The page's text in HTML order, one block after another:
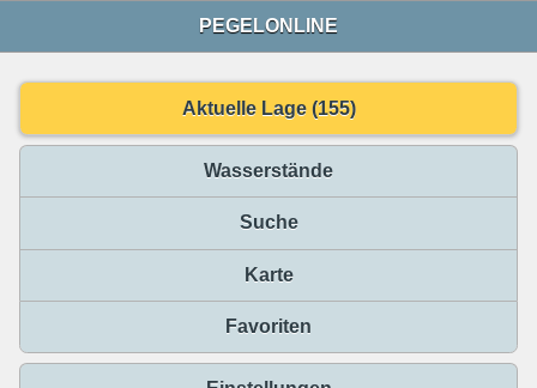
PEGELONLINE
Aktuelle Lage (155)
Wasserstände
Suche
Karte
Favoriten